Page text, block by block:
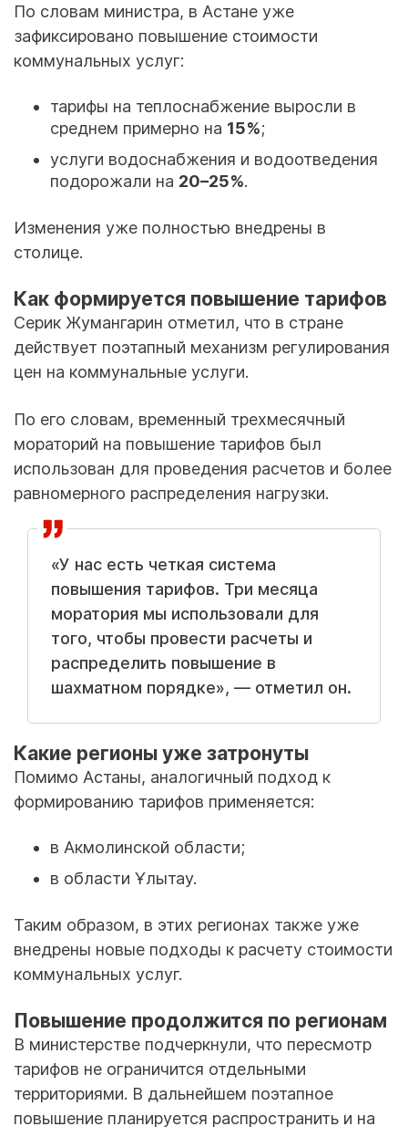
По словам министра, в Астане уже
зафиксировано повышение стоимости
коммунальных услуг:
тарифы на теплоснабжение выросли в
среднем примерно на 15%;
услуги водоснабжения и водоотведения
подорожали на 20–25%.
Изменения уже полностью внедрены в
столице.
Как формируется повышение тарифов
Серик Жумангарин отметил, что в стране
действует поэтапный механизм регулирования
цен на коммунальные услуги.
По его словам, временный трехмесячный
мораторий на повышение тарифов был
использован для проведения расчетов и более
равномерного распределения нагрузки.
«У нас есть четкая система
повышения тарифов. Три месяца
моратория мы использовали для
того, чтобы провести расчеты и
распределить повышение в
шахматном порядке», — отметил он.
Какие регионы уже затронуты
Помимо Астаны, аналогичный подход к
формированию тарифов применяется:
в Акмолинской области;
в области Ұлытау.
Таким образом, в этих регионах также уже
внедрены новые подходы к расчету стоимости
коммунальных услуг.
Повышение продолжится по регионам
В министерстве подчеркнули, что пересмотр
тарифов не ограничится отдельными
территориями. В дальнейшем поэтапное
повышение планируется распространить и на